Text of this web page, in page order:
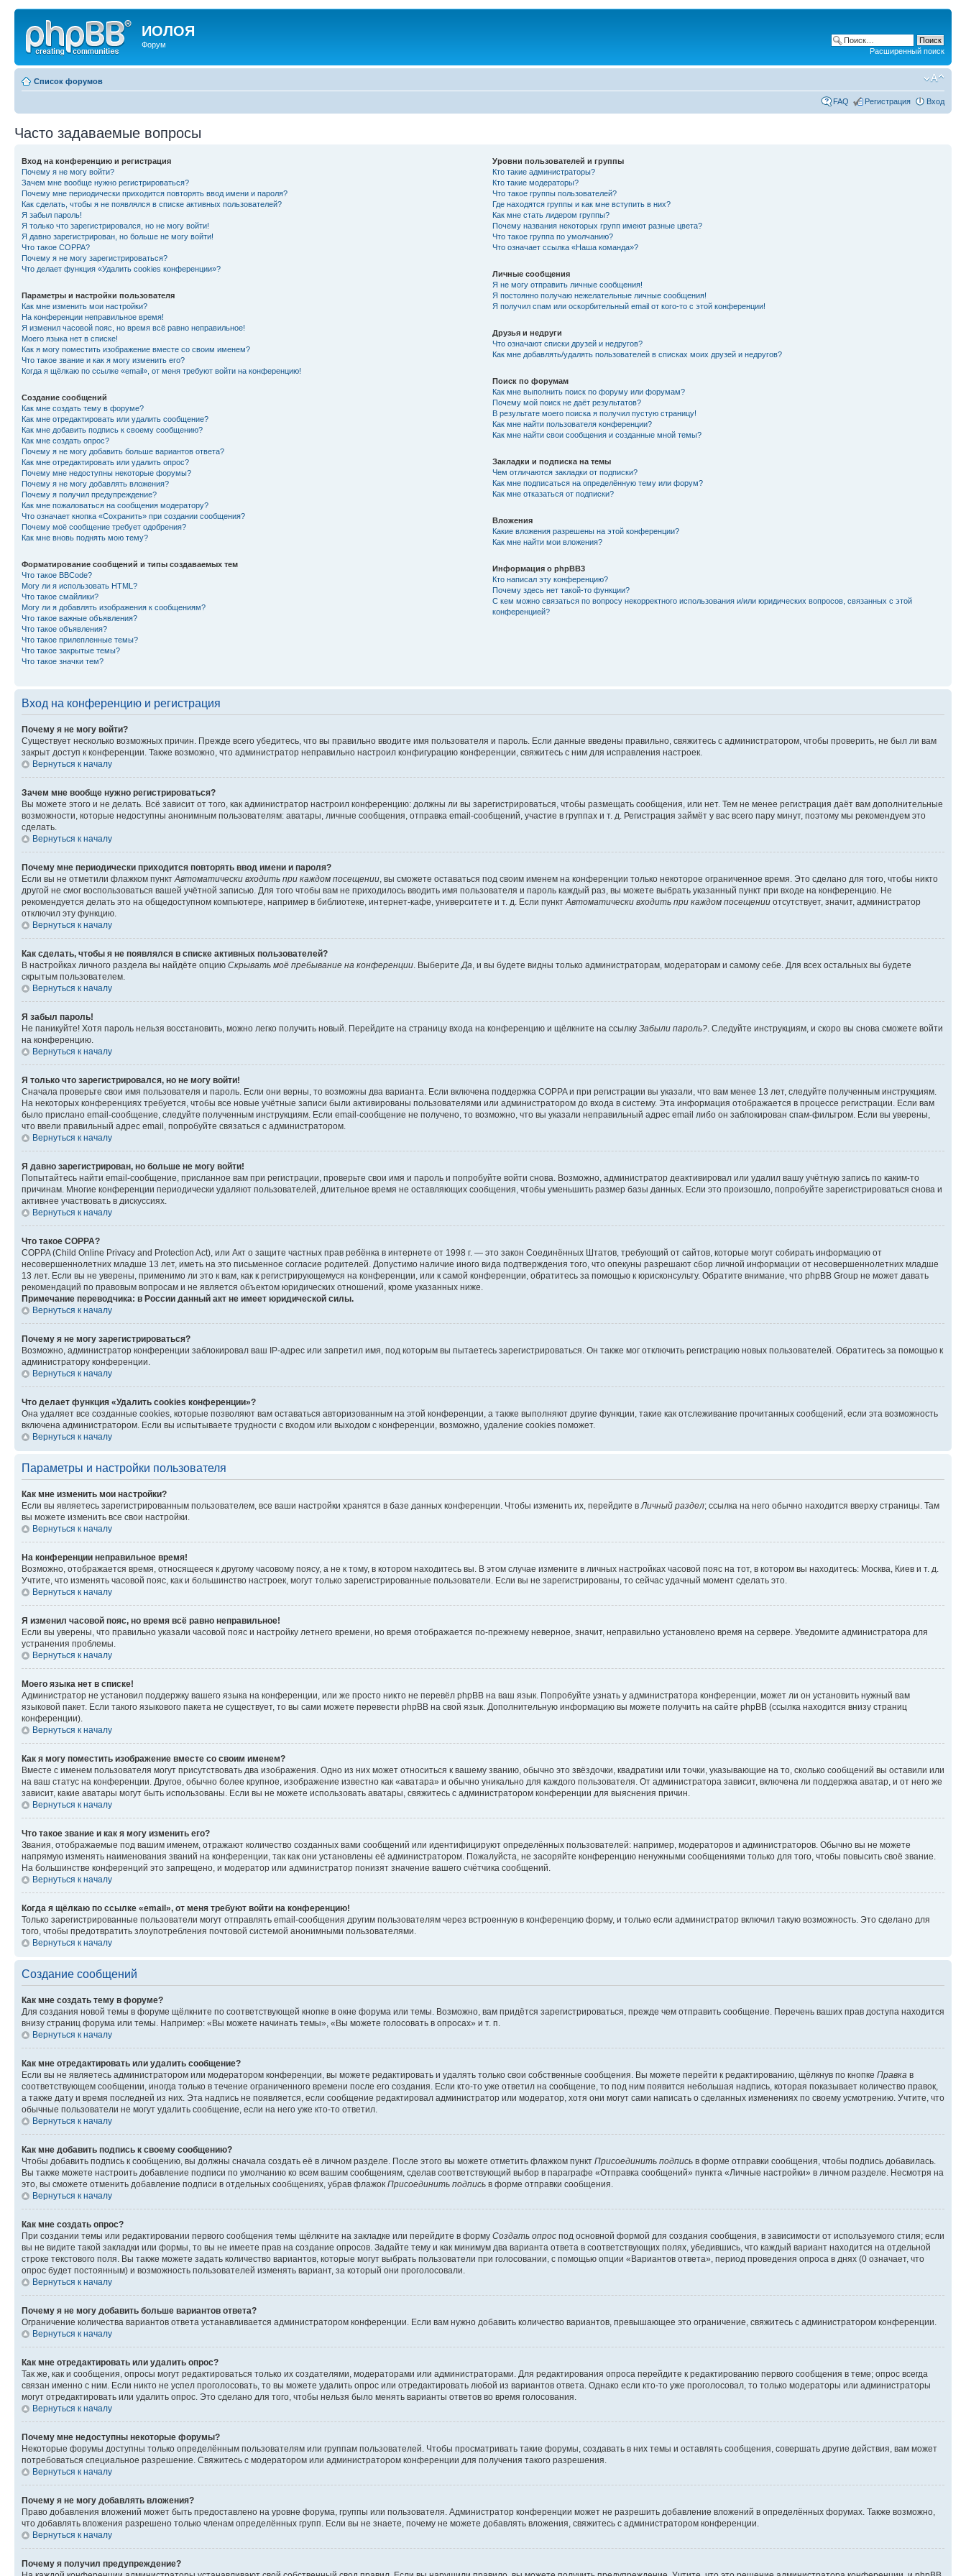
ИОЛОЯ
Форум
Расширенный поиск
Список форумов
FAQ Регистрация Вход
Часто задаваемые вопросы
Вход на конференцию и регистрация
Почему я не могу войти?
Зачем мне вообще нужно регистрироваться?
Почему мне периодически приходится повторять ввод имени и пароля?
Как сделать, чтобы я не появлялся в списке активных пользователей?
Я забыл пароль!
Я только что зарегистрировался, но не могу войти!
Я давно зарегистрирован, но больше не могу войти!
Что такое COPPA?
Почему я не могу зарегистрироваться?
Что делает функция «Удалить cookies конференции»?
Параметры и настройки пользователя
Как мне изменить мои настройки?
На конференции неправильное время!
Я изменил часовой пояс, но время всё равно неправильное!
Моего языка нет в списке!
Как я могу поместить изображение вместе со своим именем?
Что такое звание и как я могу изменить его?
Когда я щёлкаю по ссылке «email», от меня требуют войти на конференцию!
Создание сообщений
Как мне создать тему в форуме?
Как мне отредактировать или удалить сообщение?
Как мне добавить подпись к своему сообщению?
Как мне создать опрос?
Почему я не могу добавить больше вариантов ответа?
Как мне отредактировать или удалить опрос?
Почему мне недоступны некоторые форумы?
Почему я не могу добавлять вложения?
Почему я получил предупреждение?
Как мне пожаловаться на сообщения модератору?
Что означает кнопка «Сохранить» при создании сообщения?
Почему моё сообщение требует одобрения?
Как мне вновь поднять мою тему?
Форматирование сообщений и типы создаваемых тем
Что такое BBCode?
Могу ли я использовать HTML?
Что такое смайлики?
Могу ли я добавлять изображения к сообщениям?
Что такое важные объявления?
Что такое объявления?
Что такое прилепленные темы?
Что такое закрытые темы?
Что такое значки тем?
Уровни пользователей и группы
Кто такие администраторы?
Кто такие модераторы?
Что такое группы пользователей?
Где находятся группы и как мне вступить в них?
Как мне стать лидером группы?
Почему названия некоторых групп имеют разные цвета?
Что такое группа по умолчанию?
Что означает ссылка «Наша команда»?
Личные сообщения
Я не могу отправить личные сообщения!
Я постоянно получаю нежелательные личные сообщения!
Я получил спам или оскорбительный email от кого-то с этой конференции!
Друзья и недруги
Что означают списки друзей и недругов?
Как мне добавлять/удалять пользователей в списках моих друзей и недругов?
Поиск по форумам
Как мне выполнить поиск по форуму или форумам?
Почему мой поиск не даёт результатов?
В результате моего поиска я получил пустую страницу!
Как мне найти пользователя конференции?
Как мне найти свои сообщения и созданные мной темы?
Закладки и подписка на темы
Чем отличаются закладки от подписки?
Как мне подписаться на определённую тему или форум?
Как мне отказаться от подписки?
Вложения
Какие вложения разрешены на этой конференции?
Как мне найти мои вложения?
Информация о phpBB3
Кто написал эту конференцию?
Почему здесь нет такой-то функции?
С кем можно связаться по вопросу некорректного использования и/или юридических вопросов, связанных с этой
конференцией?
Вход на конференцию и регистрация
Почему я не могу войти?
Существует несколько возможных причин. Прежде всего убедитесь, что вы правильно вводите имя пользователя и пароль. Если данные введены правильно, свяжитесь с администратором, чтобы проверить, не был ли вам
закрыт доступ к конференции. Также возможно, что администратор неправильно настроил конфигурацию конференции, свяжитесь с ним для исправления настроек.
Вернуться к началу
Зачем мне вообще нужно регистрироваться?
Вы можете этого и не делать. Всё зависит от того, как администратор настроил конференцию: должны ли вы зарегистрироваться, чтобы размещать сообщения, или нет. Тем не менее регистрация даёт вам дополнительные
возможности, которые недоступны анонимным пользователям: аватары, личные сообщения, отправка email-сообщений, участие в группах и т. д. Регистрация займёт у вас всего пару минут, поэтому мы рекомендуем это
сделать.
Вернуться к началу
Почему мне периодически приходится повторять ввод имени и пароля?
Если вы не отметили флажком пункт Автоматически входить при каждом посещении , вы сможете оставаться под своим именем на конференции только некоторое ограниченное время. Это сделано для того, чтобы никто
другой не смог воспользоваться вашей учётной записью. Для того чтобы вам не приходилось вводить имя пользователя и пароль каждый раз, вы можете выбрать указанный пункт при входе на конференцию. Не
рекомендуется делать это на общедоступном компьютере, например в библиотеке, интернет-кафе, университете и т. д. Если пункт Автоматически входить при каждом посещении отсутствует, значит, администратор
отключил эту функцию.
Вернуться к началу
Как сделать, чтобы я не появлялся в списке активных пользователей?
В настройках личного раздела вы найдёте опцию Скрывать моё пребывание на конференции . Выберите Да , и вы будете видны только администраторам, модераторам и самому себе. Для всех остальных вы будете
скрытым пользователем.
Вернуться к началу
Я забыл пароль!
Не паникуйте! Хотя пароль нельзя восстановить, можно легко получить новый. Перейдите на страницу входа на конференцию и щёлкните на ссылку Забыли пароль? . Следуйте инструкциям, и скоро вы снова сможете войти
на конференцию.
Вернуться к началу
Я только что зарегистрировался, но не могу войти!
Сначала проверьте свои имя пользователя и пароль. Если они верны, то возможны два варианта. Если включена поддержка COPPA и при регистрации вы указали, что вам менее 13 лет, следуйте полученным инструкциям.
На некоторых конференциях требуется, чтобы все новые учётные записи были активированы пользователями или администратором до входа в систему. Эта информация отображается в процессе регистрации. Если вам
было прислано email-сообщение, следуйте полученным инструкциям. Если email-сообщение не получено, то возможно, что вы указали неправильный адрес email либо он заблокирован спам-фильтром. Если вы уверены,
что ввели правильный адрес email, попробуйте связаться с администратором.
Вернуться к началу
Я давно зарегистрирован, но больше не могу войти!
Попытайтесь найти email-сообщение, присланное вам при регистрации, проверьте свои имя и пароль и попробуйте войти снова. Возможно, администратор деактивировал или удалил вашу учётную запись по каким-то
причинам. Многие конференции периодически удаляют пользователей, длительное время не оставляющих сообщения, чтобы уменьшить размер базы данных. Если это произошло, попробуйте зарегистрироваться снова и
активнее участвовать в дискуссиях.
Вернуться к началу
Что такое COPPA?
COPPA (Child Online Privacy and Protection Act), или Акт о защите частных прав ребёнка в интернете от 1998 г. — это закон Соединённых Штатов, требующий от сайтов, которые могут собирать информацию от
несовершеннолетних младше 13 лет, иметь на это письменное согласие родителей. Допустимо наличие иного вида подтверждения того, что опекуны разрешают сбор личной информации от несовершеннолетних младше
13 лет. Если вы не уверены, применимо ли это к вам, как к регистрирующемуся на конференции, или к самой конференции, обратитесь за помощью к юрисконсульту. Обратите внимание, что phpBB Group не может давать
рекомендаций по правовым вопросам и не является объектом юридических отношений, кроме указанных ниже.
Примечание переводчика: в России данный акт не имеет юридической силы.
Вернуться к началу
Почему я не могу зарегистрироваться?
Возможно, администратор конференции заблокировал ваш IP-адрес или запретил имя, под которым вы пытаетесь зарегистрироваться. Он также мог отключить регистрацию новых пользователей. Обратитесь за помощью к
администратору конференции.
Вернуться к началу
Что делает функция «Удалить cookies конференции»?
Она удаляет все созданные cookies, которые позволяют вам оставаться авторизованным на этой конференции, а также выполняют другие функции, такие как отслеживание прочитанных сообщений, если эта возможность
включена администратором. Если вы испытываете трудности с входом или выходом с конференции, возможно, удаление cookies поможет.
Вернуться к началу
Параметры и настройки пользователя
Как мне изменить мои настройки?
Если вы являетесь зарегистрированным пользователем, все ваши настройки хранятся в базе данных конференции. Чтобы изменить их, перейдите в Личный раздел; ссылка на него обычно находится вверху страницы. Там
вы можете изменить все свои настройки.
Вернуться к началу
На конференции неправильное время!
Возможно, отображается время, относящееся к другому часовому поясу, а не к тому, в котором находитесь вы. В этом случае измените в личных настройках часовой пояс на тот, в котором вы находитесь: Москва, Киев и т. д.
Учтите, что изменять часовой пояс, как и большинство настроек, могут только зарегистрированные пользователи. Если вы не зарегистрированы, то сейчас удачный момент сделать это.
Вернуться к началу
Я изменил часовой пояс, но время всё равно неправильное!
Если вы уверены, что правильно указали часовой пояс и настройку летнего времени, но время отображается по-прежнему неверное, значит, неправильно установлено время на сервере. Уведомите администратора для
устранения проблемы.
Вернуться к началу
Моего языка нет в списке!
Администратор не установил поддержку вашего языка на конференции, или же просто никто не перевёл phpBB на ваш язык. Попробуйте узнать у администратора конференции, может ли он установить нужный вам
языковой пакет. Если такого языкового пакета не существует, то вы сами можете перевести phpBB на свой язык. Дополнительную информацию вы можете получить на сайте phpBB (ссылка находится внизу страниц
конференции).
Вернуться к началу
Как я могу поместить изображение вместе со своим именем?
Вместе с именем пользователя могут присутствовать два изображения. Одно из них может относиться к вашему званию, обычно это звёздочки, квадратики или точки, указывающие на то, сколько сообщений вы оставили или
на ваш статус на конференции. Другое, обычно более крупное, изображение известно как «аватара» и обычно уникально для каждого пользователя. От администратора зависит, включена ли поддержка аватар, и от него же
зависит, какие аватары могут быть использованы. Если вы не можете использовать аватары, свяжитесь с администратором конференции для выяснения причин.
Вернуться к началу
Что такое звание и как я могу изменить его?
Звания, отображаемые под вашим именем, отражают количество созданных вами сообщений или идентифицируют определённых пользователей: например, модераторов и администраторов. Обычно вы не можете
напрямую изменять наименования званий на конференции, так как они установлены её администратором. Пожалуйста, не засоряйте конференцию ненужными сообщениями только для того, чтобы повысить своё звание.
На большинстве конференций это запрещено, и модератор или администратор понизят значение вашего счётчика сообщений.
Вернуться к началу
Когда я щёлкаю по ссылке «email», от меня требуют войти на конференцию!
Только зарегистрированные пользователи могут отправлять email-сообщения другим пользователям через встроенную в конференцию форму, и только если администратор включил такую возможность. Это сделано для
того, чтобы предотвратить злоупотребления почтовой системой анонимными пользователями.
Вернуться к началу
Создание сообщений
Как мне создать тему в форуме?
Для создания новой темы в форуме щёлкните по соответствующей кнопке в окне форума или темы. Возможно, вам придётся зарегистрироваться, прежде чем отправить сообщение. Перечень ваших прав доступа находится
внизу страниц форума или темы. Например: «Вы можете начинать темы», «Вы можете голосовать в опросах» и т. п.
Вернуться к началу
Как мне отредактировать или удалить сообщение?
Если вы не являетесь администратором или модератором конференции, вы можете редактировать и удалять только свои собственные сообщения. Вы можете перейти к редактированию, щёлкнув по кнопке Правка в
соответствующем сообщении, иногда только в течение ограниченного времени после его создания. Если кто-то уже ответил на сообщение, то под ним появится небольшая надпись, которая показывает количество правок,
а также дату и время последней из них. Эта надпись не появляется, если сообщение редактировал администратор или модератор, хотя они могут сами написать о сделанных изменениях по своему усмотрению. Учтите, что
обычные пользователи не могут удалить сообщение, если на него уже кто-то ответил.
Вернуться к началу
Как мне добавить подпись к своему сообщению?
Чтобы добавить подпись к сообщению, вы должны сначала создать её в личном разделе. После этого вы можете отметить флажком пункт Присоединить подпись в форме отправки сообщения, чтобы подпись добавилась.
Вы также можете настроить добавление подписи по умолчанию ко всем вашим сообщениям, сделав соответствующий выбор в параграфе «Отправка сообщений» пункта «Личные настройки» в личном разделе. Несмотря на
это, вы сможете отменить добавление подписи в отдельных сообщениях, убрав флажок Присоединить подпись в форме отправки сообщения.
Вернуться к началу
Как мне создать опрос?
При создании темы или редактировании первого сообщения темы щёлкните на закладке или перейдите в форму Создать опрос под основной формой для создания сообщения, в зависимости от используемого стиля; если
вы не видите такой закладки или формы, то вы не имеете прав на создание опросов. Задайте тему и как минимум два варианта ответа в соответствующих полях, убедившись, что каждый вариант находится на отдельной
строке текстового поля. Вы также можете задать количество вариантов, которые могут выбрать пользователи при голосовании, с помощью опции «Вариантов ответа», период проведения опроса в днях (0 означает, что
опрос будет постоянным) и возможность пользователей изменять вариант, за который они проголосовали.
Вернуться к началу
Почему я не могу добавить больше вариантов ответа?
Ограничение количества вариантов ответа устанавливается администратором конференции. Если вам нужно добавить количество вариантов, превышающее это ограничение, свяжитесь с администратором конференции.
Вернуться к началу
Как мне отредактировать или удалить опрос?
Так же, как и сообщения, опросы могут редактироваться только их создателями, модераторами или администраторами. Для редактирования опроса перейдите к редактированию первого сообщения в теме; опрос всегда
связан именно с ним. Если никто не успел проголосовать, то вы можете удалить опрос или отредактировать любой из вариантов ответа. Однако если кто-то уже проголосовал, то только модераторы или администраторы
могут отредактировать или удалить опрос. Это сделано для того, чтобы нельзя было менять варианты ответов во время голосования.
Вернуться к началу
Почему мне недоступны некоторые форумы?
Некоторые форумы доступны только определённым пользователям или группам пользователей. Чтобы просматривать такие форумы, создавать в них темы и оставлять сообщения, совершать другие действия, вам может
потребоваться специальное разрешение. Свяжитесь с модератором или администратором конференции для получения такого разрешения.
Вернуться к началу
Почему я не могу добавлять вложения?
Право добавления вложений может быть предоставлено на уровне форума, группы или пользователя. Администратор конференции может не разрешить добавление вложений в определённых форумах. Также возможно,
что добавлять вложения разрешено только членам определённых групп. Если вы не знаете, почему не можете добавлять вложения, свяжитесь с администратором конференции.
Вернуться к началу
Почему я получил предупреждение?